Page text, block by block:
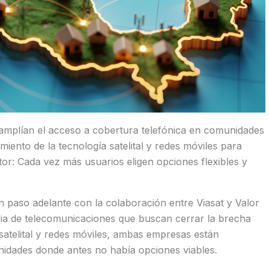
el acceso a cobertura telefónica en comunidades
de la tecnología satelital y redes móviles para
Cada vez más usuarios eligen opciones flexibles y
paso adelante con la colaboración entre Viasat y Valor
de telecomunicaciones que buscan cerrar la brecha
y redes móviles, ambas empresas están
donde antes no había opciones viables.